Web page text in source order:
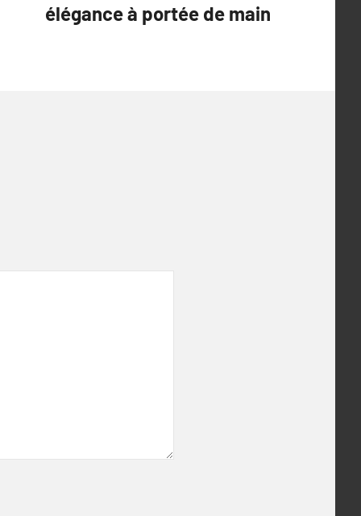
élégance à portée de main